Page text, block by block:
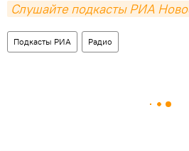
Слушайте подкасты РИА
Подкасты РИА Радио